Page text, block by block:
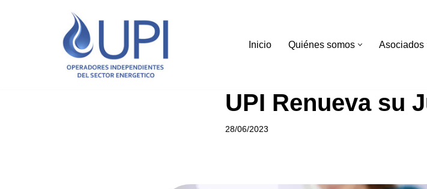
Inicio Quiénes somos Asociados
UPI Renueva su
28/06/2023